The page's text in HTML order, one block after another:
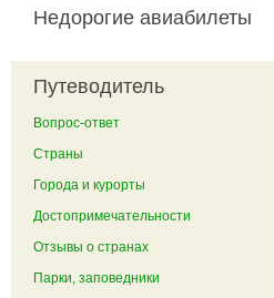
Недорогие авиабилеты
Путеводитель
Вопрос-ответ
Страны
Города и курорты
Достопримечательности
Отзывы о странах
Парки, заповедники